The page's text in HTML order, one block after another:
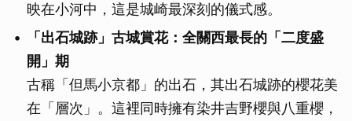
映在小河中，這是城崎最深刻的儀式感。
「出石城跡」古城賞花：全關西最長的「二度盛
開」期
古稱「但馬小京都」的出石，其出石城跡的櫻花美
在「層次」。這裡同時擁有染井吉野櫻與八重櫻，